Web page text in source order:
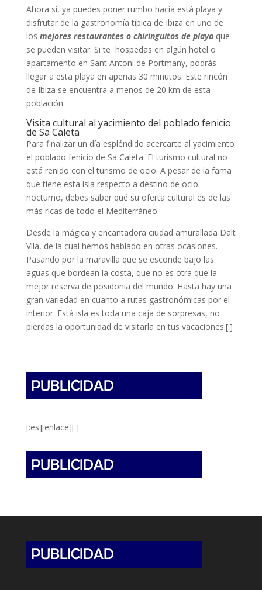
Ahora sí, ya puedes poner rumbo hacia está playa y
disfrutar de la gastronomía típica de Ibiza en uno de
los mejores restaurantes o chiringuitos de playaque
se pueden visitar. Si te hospedas en algún hotel o
apartamento en Sant Antoni de Portmany, podrás
llegar a esta playa en apenas 30 minutos. Este rincón
de Ibiza se encuentra a menos de 20 km de esta
población.
Visita cultural al yacimiento del poblado fenicio
de Sa Caleta
Para finalizar un día espléndido acercarte al yacimiento
el poblado fenicio de Sa Caleta. El turismo cultural no
está reñido con el turismo de ocio. A pesar de la fama
que tiene esta isla respecto a destino de ocio
nocturno, debes saber qué su oferta cultural es de las
más ricas de todo el Mediterráneo.
Desde la mágica y encantadora ciudad amurallada Dalt
Vila, de la cual hemos hablado en otras ocasiones.
Pasando por la maravilla que se esconde bajo las
aguas que bordean la costa, que no es otra que la
mejor reserva de posidonia del mundo. Hasta hay una
gran variedad en cuanto a rutas gastronómicas por el
interior. Está isla es toda una caja de sorpresas, no
pierdas la oportunidad de visitarla en tus vacaciones.[:]
[:es][enlace][:]